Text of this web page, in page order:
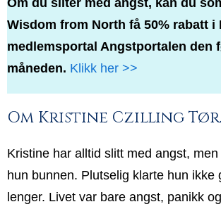
Om du sliter med angst, kan du
Wisdom from North få 50% rabatt i
medlemsportal Angstportalen den
måneden. Klikk her >>
Om Kristine Czilling
Kristine har alltid slitt med angst,
hun bunnen. Plutselig klarte hun ikke
lenger. Livet var bare angst, panikk